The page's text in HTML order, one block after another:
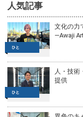
人気記事
文化の力
—Awaji
人・技術
提供